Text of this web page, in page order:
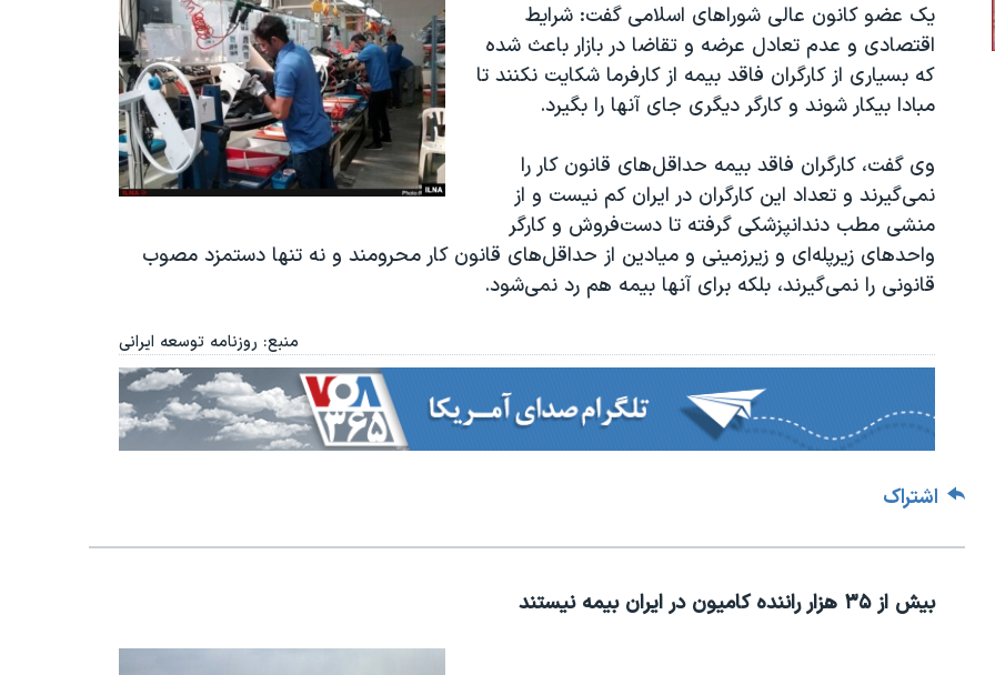
یک عضو کانون عالی شوراهای اسلامی گفت: شرایط
اقتصادی و عدم تعادل عرضه و تقاضا در بازار باعث شده
که بسیاری از کارگران فاقد بیمه از کارفرما شکایت نکنند تا
مبادا بیکار شوند و کارگر دیگری جای آنها را بگیرد.
وی گفت، کارگران فاقد بیمه حداقل‌های قانون کار را
نمی‌گیرند و تعداد این کارگران در ایران کم نیست و از
منشی مطب دندانپزشکی گرفته تا دست‌فروش و کارگر
واحدهای زیرپله‌ای و زیرزمینی و میادین از حداقل‌های قانون کار محرومند و نه تنها دستمزد مصوب
قانونی را نمی‌گیرند، بلکه برای آنها بیمه هم رد نمی‌شود.
منبع: روزنامه توسعه ایرانی
اشتراک
بیش از ۳۵ هزار راننده کامیون در ایران بیمه‌ نیستند